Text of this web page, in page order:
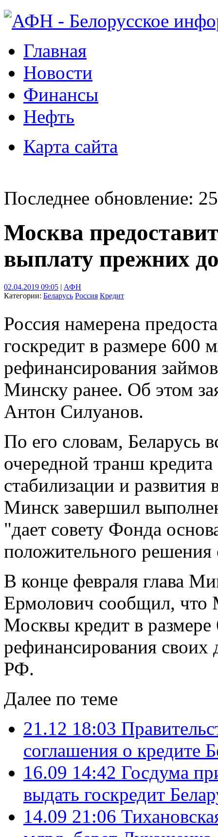
Главная
Новости
Финансы
Нефть
Карта сайта
Последнее обновление:
Москва
выплату прежних
02.04.2019 09:05 | АФН
Категории: Беларусь Россия Кредит
Россия намерена
госкредит в размере 600
рефинансирования
Минску ранее. Об этом
Антон Силуанов.
По его словам, Беларусь
очередной транш
стабилизации и развития
Минск завершил
"дает совету Фонда
положительного
В конце февраля глава
Ермолович сообщил, что
Москвы кредит в
рефинансирования своих
РФ.
Далее по теме
21.12 18:03
соглашения о кредите
16.09 14:42 Госдума
выдать госкредит
14.09 21:06